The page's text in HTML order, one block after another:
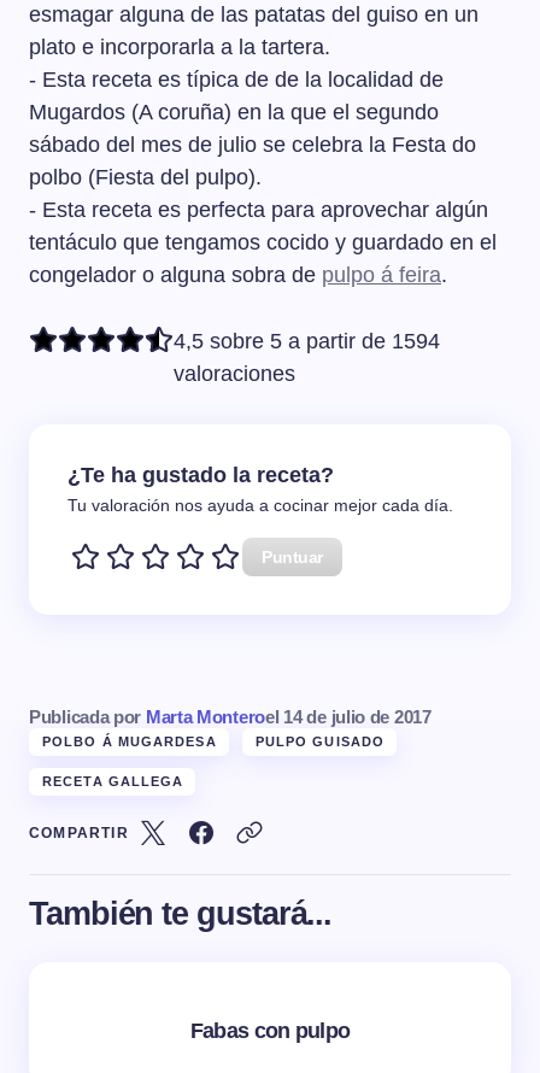
esmagar alguna de las patatas del guiso en un
plato e incorporarla a la tartera.
- Esta receta es típica de de la localidad de
Mugardos (A coruña) en la que el segundo
sábado del mes de julio se celebra la Festa do
polbo (Fiesta del pulpo).
- Esta receta es perfecta para aprovechar algún
tentáculo que tengamos cocido y guardado en el
congelador o alguna sobra de pulpo á feira.
4,5 sobre 5 a partir de 1594
valoraciones
¿Te ha gustado la receta?
Tu valoración nos ayuda a cocinar mejor cada día.
Puntuar
Publicada por Marta Monteroel 14 de julio de 2017
POLBO Á MUGARDESA PULPO GUISADO
RECETA GALLEGA
COMPARTIR
También te gustará...
Fabas con pulpo